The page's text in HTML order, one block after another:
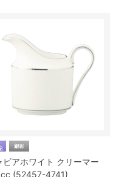
ビアホワイト クリーマー
(52457-4741)